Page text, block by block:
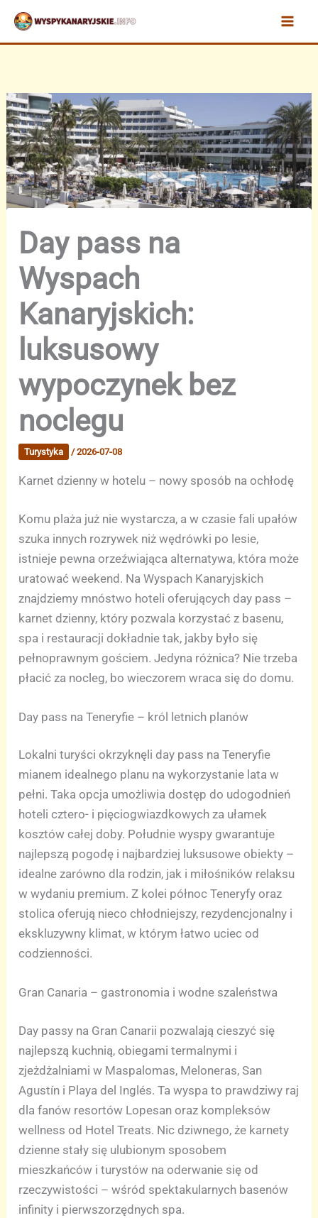
Przejdź
treści
Day pass na
Wyspach
Kanaryjskich:
luksusowy
wypoczynek bez
noclegu
Turystyka /2026-07-08
Karnet dzienny w hotelu – nowy sposób na ochłodę
Komu plaża już nie wystarcza, a w czasie fali upałów
szuka innych rozrywek niż wędrówki po lesie,
istnieje pewna orzeźwiająca alternatywa, która może
uratować weekend. Na Wyspach Kanaryjskich
znajdziemy mnóstwo hoteli oferujących day pass –
karnet dzienny, który pozwala korzystać z basenu,
spa i restauracji dokładnie tak, jakby było się
pełnoprawnym gościem. Jedyna różnica? Nie trzeba
płacić za nocleg, bo wieczorem wraca się do domu.
Day pass na Teneryfie – król letnich planów
Lokalni turyści okrzyknęli day pass na Teneryfie
mianem idealnego planu na wykorzystanie lata w
pełni. Taka opcja umożliwia dostęp do udogodnień
hoteli cztero- i pięciogwiazdkowych za ułamek
kosztów całej doby. Południe wyspy gwarantuje
najlepszą pogodę i najbardziej luksusowe obiekty –
idealne zarówno dla rodzin, jak i miłośników relaksu
w wydaniu premium. Z kolei północ Teneryfy oraz
stolica oferują nieco chłodniejszy, rezydencjonalny i
ekskluzywny klimat, w którym łatwo uciec od
codzienności.
Gran Canaria – gastronomia i wodne szaleństwa
Day passy na Gran Canarii pozwalają cieszyć się
najlepszą kuchnią, obiegami termalnymi i
zjeżdżalniami w Maspalomas, Meloneras, San
Agustín i Playa del Inglés. Ta wyspa to prawdziwy raj
dla fanów resortów Lopesan oraz kompleksów
wellness od Hotel Treats. Nic dziwnego, że karnety
dzienne stały się ulubionym sposobem
mieszkańców i turystów na oderwanie się od
rzeczywistości – wśród spektakularnych basenów
infinity i pierwszorzędnych spa.